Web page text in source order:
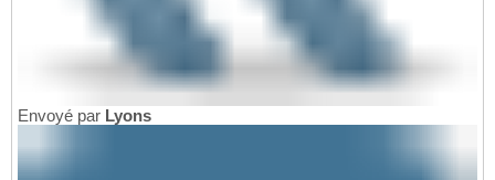
Envoyé par Lyons